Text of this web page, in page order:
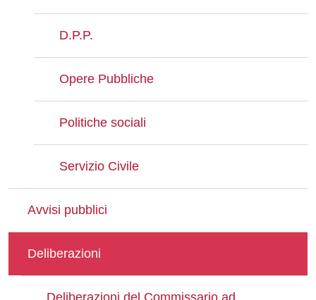
D.P.P.
Opere Pubbliche
Politiche sociali
Servizio Civile
Avvisi pubblici
Deliberazioni
Deliberazioni del Commissario ad